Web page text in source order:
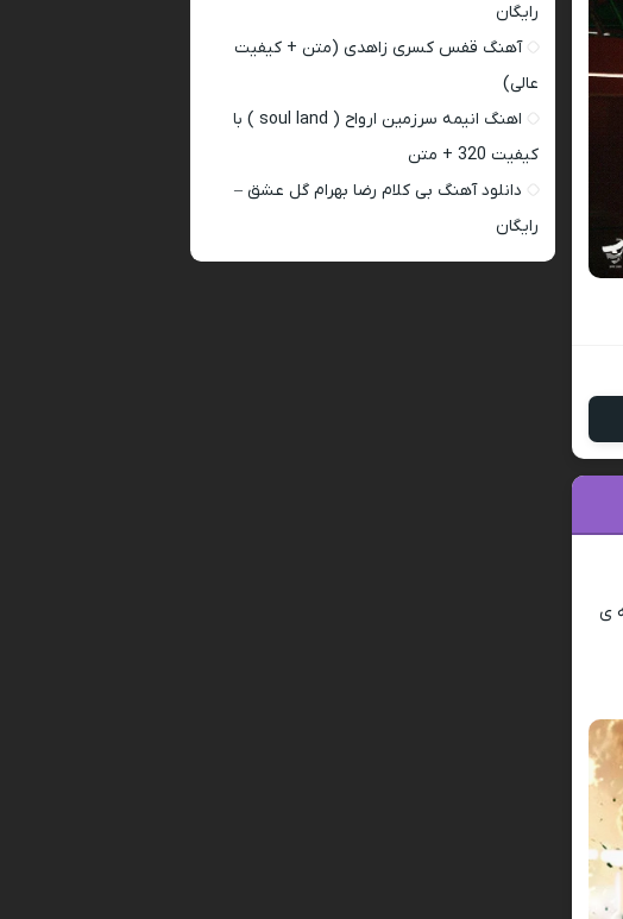
رایگان
آهنگ قفس کسری زاهدی (متن + کیفیت
عالی)
اهنگ انیمه سرزمین ارواح ( soul land ) با
کیفیت 320 + متن
دانلود آهنگ بی کلام رضا بهرام گل عشق –
رایگان